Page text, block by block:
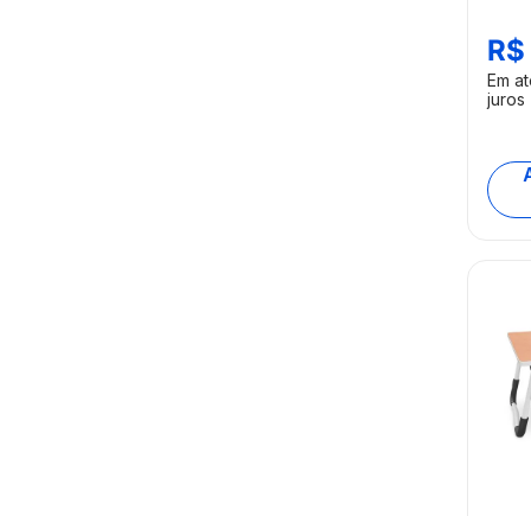
R$
Em
juros